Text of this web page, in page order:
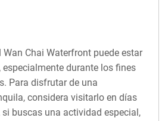
Wan Chai Waterfront puede estar
durante los fines
Para disfrutar de una
considera visitarlo en días
si buscas una actividad especial,